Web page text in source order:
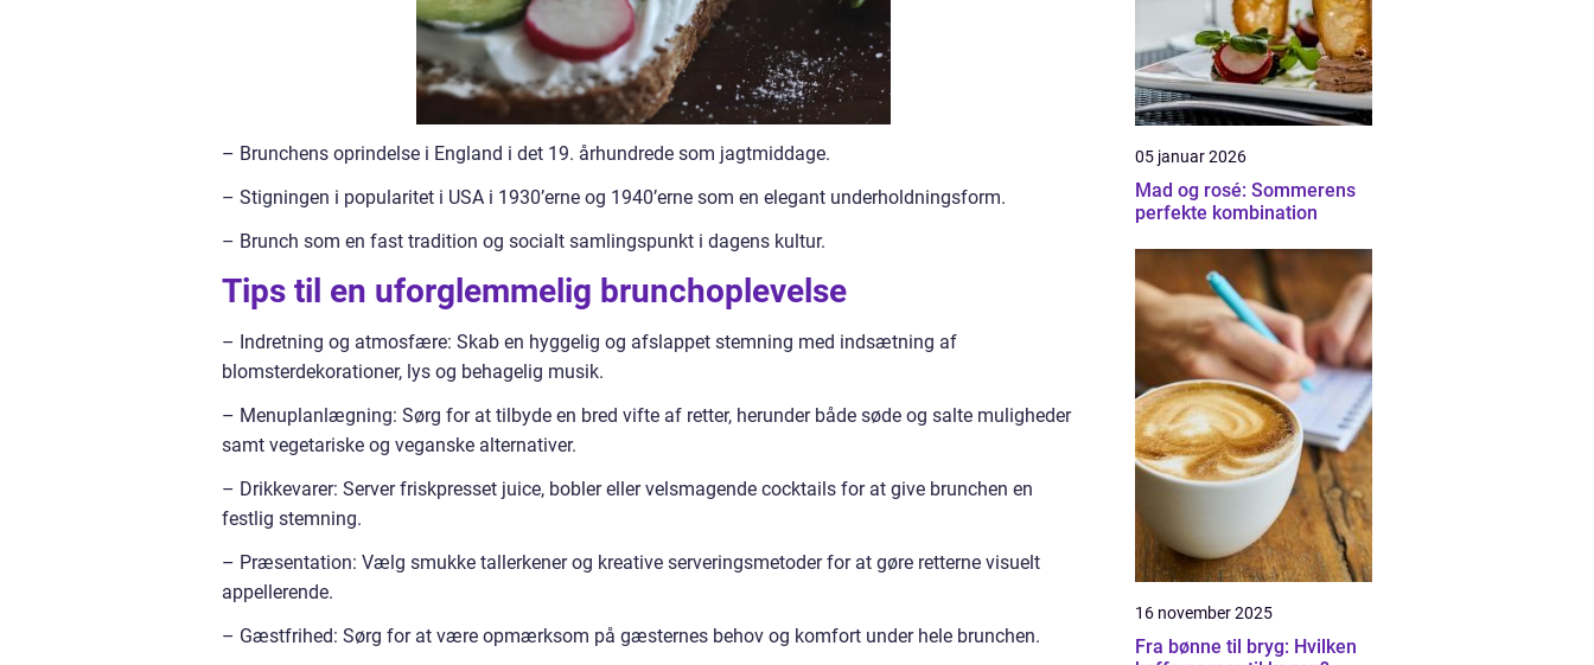
– Brunchens oprindelse i England i det 19. århundrede som jagtmiddage.
– Stigningen i popularitet i USA i 1930’erne og 1940’erne som en elegant underholdningsform.
– Brunch som en fast tradition og socialt samlingspunkt i dagens kultur.
Tips til en uforglemmelig brunchoplevelse
– Indretning og atmosfære: Skab en hyggelig og afslappet stemning med indsætning af
blomsterdekorationer, lys og behagelig musik.
– Menuplanlægning: Sørg for at tilbyde en bred vifte af retter, herunder både søde og salte muligheder
samt vegetariske og veganske alternativer.
– Drikkevarer: Server friskpresset juice, bobler eller velsmagende cocktails for at give brunchen en
festlig stemning.
– Præsentation: Vælg smukke tallerkener og kreative serveringsmetoder for at gøre retterne visuelt
appellerende.
– Gæstfrihed: Sørg for at være opmærksom på gæsternes behov og komfort under hele brunchen.
05 januar 2026
Mad og rosé: Sommerens
perfekte kombination
16 november 2025
Fra bønne til bryg: Hvilken